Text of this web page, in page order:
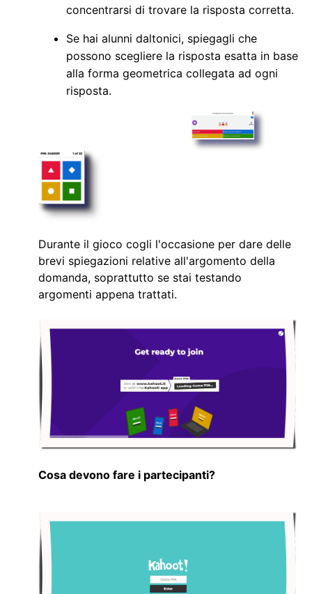
concentrarsi di trovare la risposta corretta.
Se hai alunni daltonici, spiegagli che
possono scegliere la risposta esatta in base
alla forma geometrica collegata ad ogni
risposta.
Durante il gioco cogli l'occasione per dare delle
brevi spiegazioni relative all'argomento della
domanda, soprattutto se stai testando
argomenti appena trattati.
Cosa devono fare i partecipanti?